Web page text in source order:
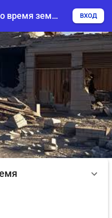
Как вести себя во время землетрясения ВХОД